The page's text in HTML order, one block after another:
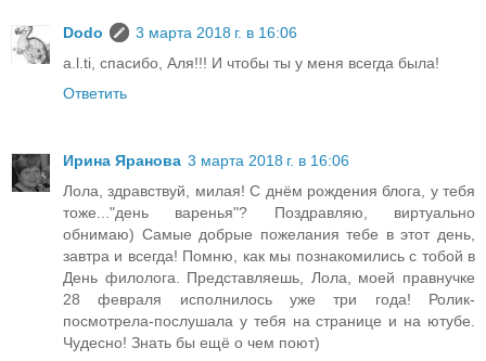
Dodo
3 марта 2018 г. в 16:06
a.l.ti, спасибо, Аля!!! И чтобы ты у меня всегда была!
Ответить
Ирина Яранова 3 марта 2018 г. в 16:06
Лола, здравствуй, милая! С днём рождения блога, у тебя
тоже..."день варенья"? Поздравляю, виртуально
обнимаю) Самые добрые пожелания тебе в этот день,
завтра и всегда! Помню, как мы познакомились с тобой в
День филолога. Представляешь, Лола, моей правнучке
28 февраля исполнилось уже три года! Ролик-
посмотрела-послушала у тебя на странице и на ютубе.
Чудесно! Знать бы ещё о чем поют)